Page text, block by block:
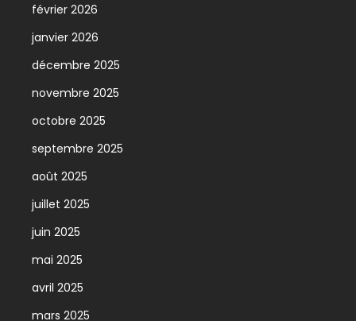
février 2026
janvier 2026
décembre 2025
novembre 2025
octobre 2025
septembre 2025
août 2025
juillet 2025
juin 2025
mai 2025
avril 2025
mars 2025